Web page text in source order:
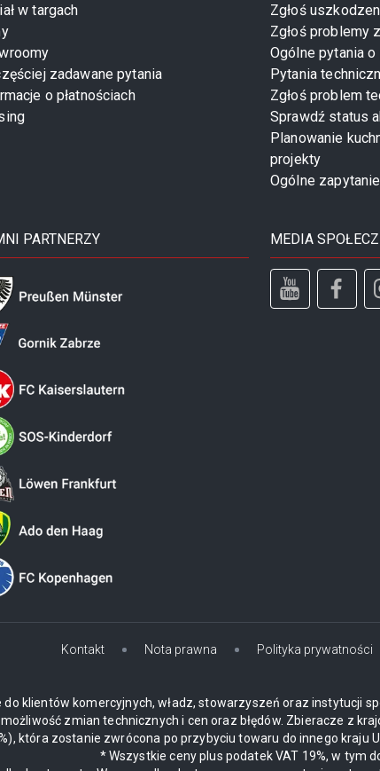
w targach
zadawane pytania
o płatnościach
Zgłoś
Zgłoś problemy
Ogólne pytania o
Pytania
Zgłoś problem
Sprawdź status
Planowanie
projekty
Ogólne zapytanie
PARTNERZY MEDIA
Kontakt Nota prawna Polityka prywatności
klientów komercyjnych, władz, stowarzyszeń oraz instytucji
zmian technicznych i cen oraz błędów. Zbieracze z
która zostanie zwrócona po przybyciu towaru do innego kraju
* Wszystkie ceny plus podatek VAT 19%, w tym